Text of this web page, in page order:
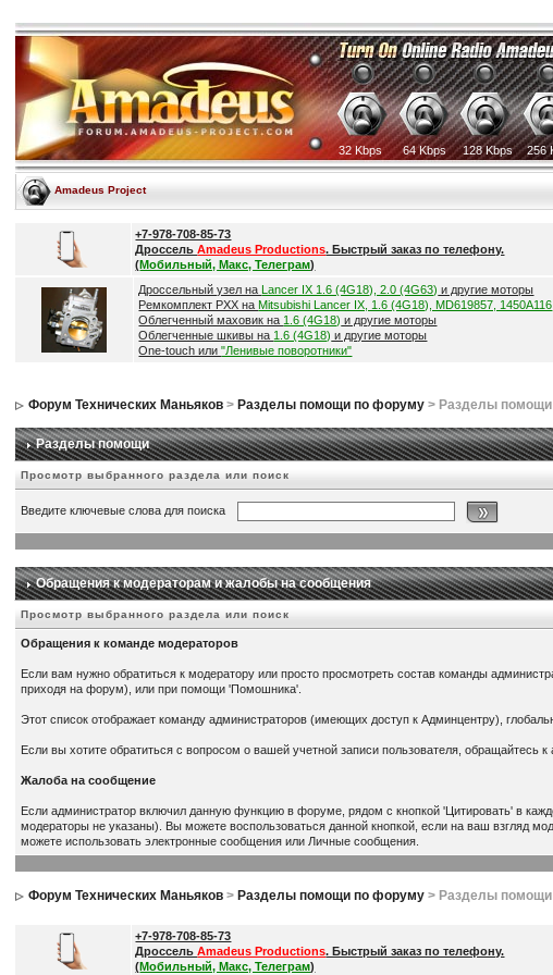
32 Kbps 64 Kbps 128 Kbps 256
Amadeus Project
+7-978-708-85-73
ДроссельAmadeus Productions. Быстрый заказ по телефону.
(Мобильный, Макс, Телеграм)
Дроссельный узел на Lancer IX 1.6 (4G18), 2.0 (4G63) и другие моторы
Ремкомплект РХХ на Mitsubishi Lancer IX, 1.6 (4G18), MD619857, 1450A116
Облегченный маховик на 1.6 (4G18) и другие моторы
Облегченные шкивы на 1.6 (4G18) и другие моторы
One-touch или"Ленивые поворотники"
Форум Технических Маньяков > Разделы помощи по форуму > Разделы помощи
Разделы помощи
Просмотр выбранного раздела или поиск
Введите ключевые слова для поиска
Обращения к модераторам и жалобы на сообщения
Просмотр выбранного раздела или поиск
Обращения к команде модераторов
Если вам нужно обратиться к модератору или просто просмотреть состав команды
приходя на форум), или при помощи 'Помошника'.
Этот список отображает команду администраторов (имеющих доступ к Админцентру),
Если вы хотите обратиться с вопросом о вашей учетной записи пользователя, обращайтесь
Жалоба на сообщение
Если администратор включил данную функцию в форуме, рядом с кнопкой 'Цитировать' в
модераторы не указаны). Вы можете воспользоваться данной кнопкой, если на ваш взгляд
можете использовать электронные сообщения или Личные сообщения.
Форум Технических Маньяков > Разделы помощи по форуму > Разделы помощи
+7-978-708-85-73
ДроссельAmadeus Productions. Быстрый заказ по телефону.
(Мобильный, Макс, Телеграм)